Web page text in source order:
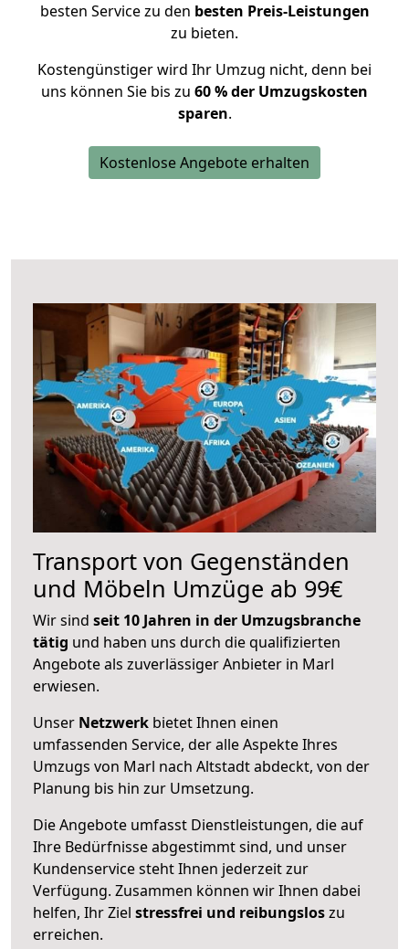
besten Service zu den besten Preis-Leistungen
zu bieten.
Kostengünstiger wird Ihr Umzug nicht, denn bei
uns können Sie bis zu 60 % der Umzugskosten
sparen.
Kostenlose Angebote erhalten
Transport von Gegenständen
und Möbeln Umzüge ab 99€
Wir sind seit 10 Jahren in der Umzugsbranche
tätig und haben uns durch die qualifizierten
Angebote als zuverlässiger Anbieter in Marl
erwiesen.
Unser Netzwerk bietet Ihnen einen
umfassenden Service, der alle Aspekte Ihres
Umzugs von Marl nach Altstadt abdeckt, von der
Planung bis hin zur Umsetzung.
Die Angebote umfasst Dienstleistungen, die auf
Ihre Bedürfnisse abgestimmt sind, und unser
Kundenservice steht Ihnen jederzeit zur
Verfügung. Zusammen können wir Ihnen dabei
helfen, Ihr Ziel stressfrei und reibungsloszu
erreichen.